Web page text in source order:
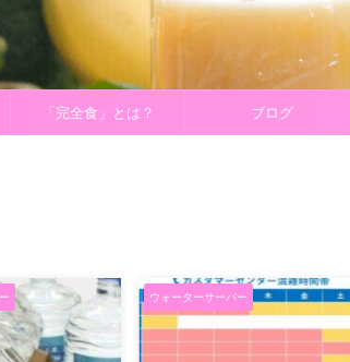
「完全食」とは？ ブログ
ウォーターサーバー